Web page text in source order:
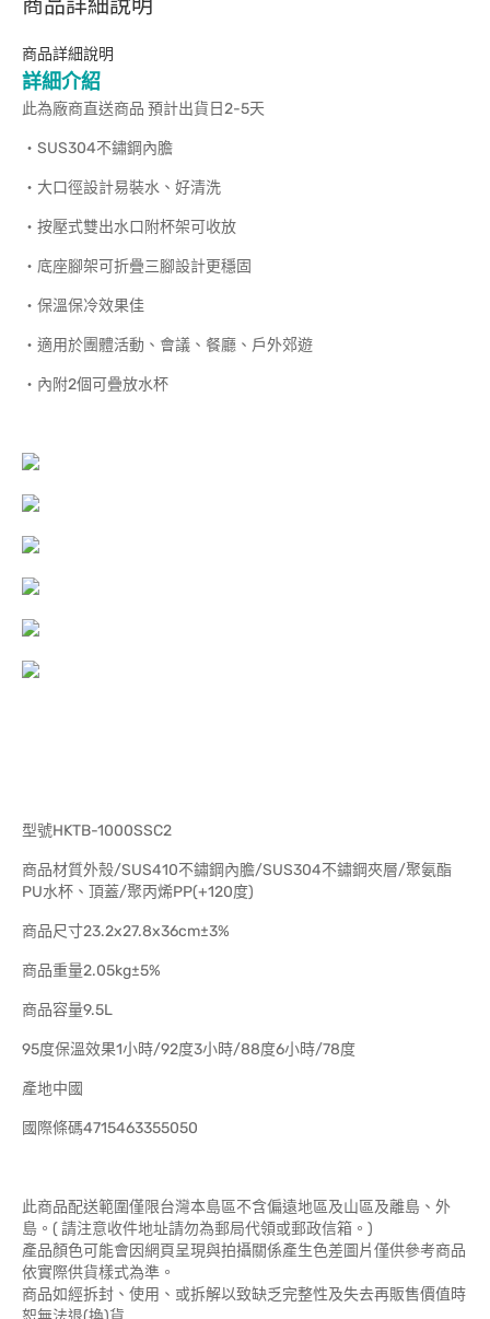
商品詳細說明
商品詳細說明
詳細介紹
此為廠商直送商品 預計出貨日2-5天
‧SUS304不鏽鋼內膽
‧大口徑設計易裝水、好清洗
‧按壓式雙出水口附杯架可收放
‧底座腳架可折疊三腳設計更穩固
‧保溫保冷效果佳
‧適用於團體活動、會議、餐廳、戶外郊遊
‧內附2個可疊放水杯
型號HKTB-1000SSC2
商品材質外殼/SUS410不鏽鋼內膽/SUS304不鏽鋼夾層/聚氨酯
PU水杯、頂蓋/聚丙烯PP(+120度)
商品尺寸23.2x27.8x36cm±3%
商品重量2.05kg±5%
商品容量9.5L
95度保溫效果1小時/92度3小時/88度6小時/78度
產地中國
國際條碼4715463355050
此商品配送範圍僅限台灣本島區不含偏遠地區及山區及離島、外
島。( 請注意收件地址請勿為郵局代領或郵政信箱。)
產品顏色可能會因網頁呈現與拍攝關係產生色差圖片僅供參考商品
依實際供貨樣式為準。
商品如經拆封、使用、或拆解以致缺乏完整性及失去再販售價值時